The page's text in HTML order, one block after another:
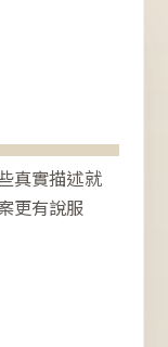
真實描述就
更有說服